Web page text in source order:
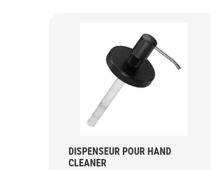
DISPENSEUR POUR HAND
CLEANER